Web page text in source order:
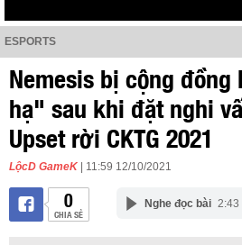
ESPORTS
Nemesis bị cộng đồng
hạ" sau khi đặt nghi
Upset rời CKTG 2021
LộcD GameK | 11:59 12/10/2021
0
CHIA SẺ
Nghe đọc bài 2:43